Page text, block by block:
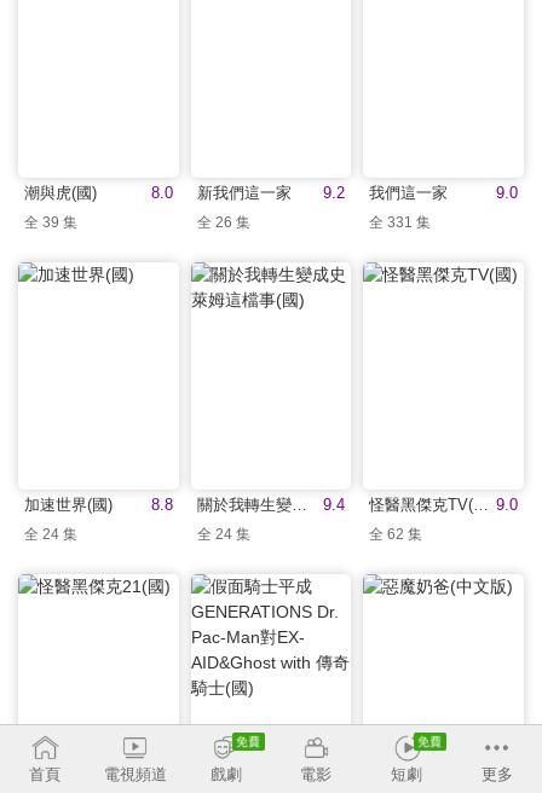
8.0
潮與虎(國)
全 39 集
9.2
新我們這一家
全 26 集
9.0
我們這一家
全 331 集
8.8
加速世界(國)
全 24 集
9.4
關於我轉生變成史萊姆這檔事(國)
全 24 集
9.0
怪醫黑傑克TV(國)
全 62 集
首頁 電視頻道 戲劇 電影 短劇 更多